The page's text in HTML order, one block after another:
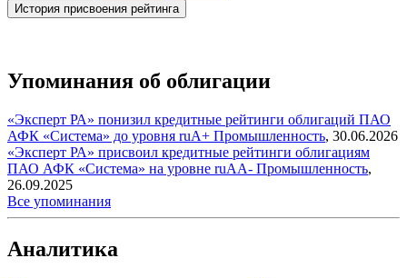
История присвоения рейтинга
Упоминания об облигации
«Эксперт РА» понизил кредитные рейтинги облигаций ПАО
АФК «Система» до уровня ruA+ Промышленность, 30.06.2026
«Эксперт РА» присвоил кредитные рейтинги облигациям
ПАО АФК «Система» на уровне ruAA- Промышленность,
26.09.2025
Все упоминания
Аналитика